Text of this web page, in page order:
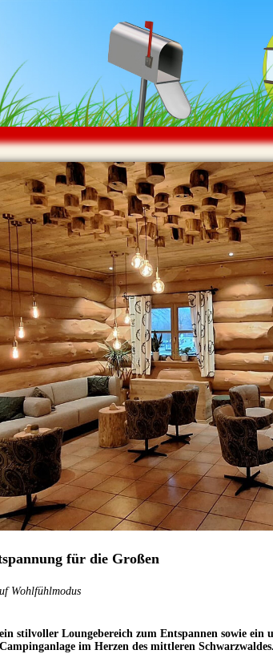
für die Großen
Wohlfühlmodus
stilvoller Loungebereich zum Entspannen sowie
im Herzen des mittleren Schwarzwaldes.